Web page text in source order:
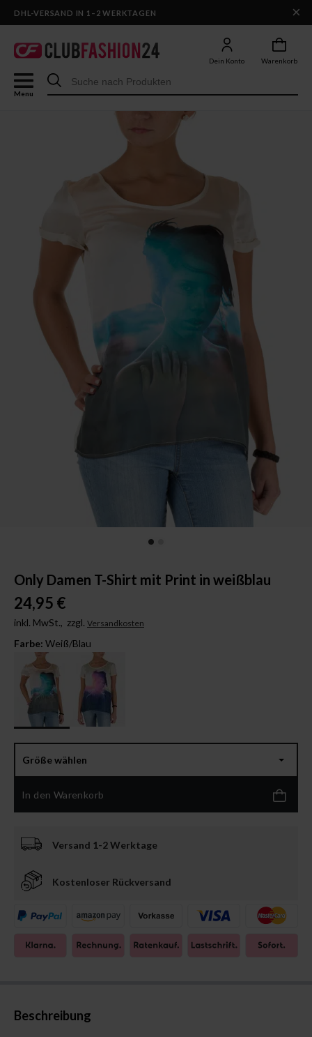
Dein Konto Warenkorb
Menu
DHL-VERSAND IN 1–2 WERKTAGEN ×
Only Damen T-Shirt mit Print in weißblau
24,95 €
inkl. MwSt., zzgl. Versandkosten
Farbe: Weiß/Blau
Größe wählen
In den Warenkorb
Versand 1-2 Werktage
Kostenloser Rückversand
Beschreibung